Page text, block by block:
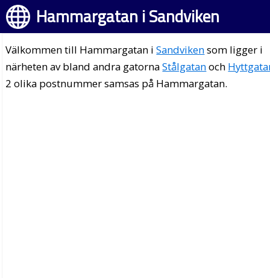
Hammargatan i Sandviken
Välkommen till Hammargatan iSandvikensom ligger i
närheten av bland andra gatornaStålgatanoch
2 olika postnummer samsas på Hammargatan.